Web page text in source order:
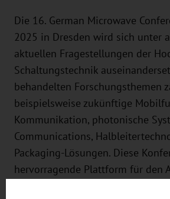
Die 16. German Microwave
2025 in Dresden wird sich unter
aktuellen Fragestellungen der
Schaltungstechnik
behandelten Forschungsthemen
beispielsweise zukünftige
Kommunikation, photonische
Communications,
Packaging-Lösungen. Diese
hervorragende Plattform für den